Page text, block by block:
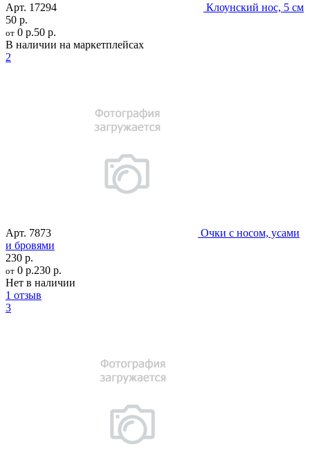
Арт. 17294
Клоунский нос, 5 см
50 р.
от 0 р.50 р.
В наличии на маркетплейсах
2
Арт. 7873
Очки с носом, усами
и бровями
230 р.
от 0 р.230 р.
Нет в наличии
1 отзыв
3